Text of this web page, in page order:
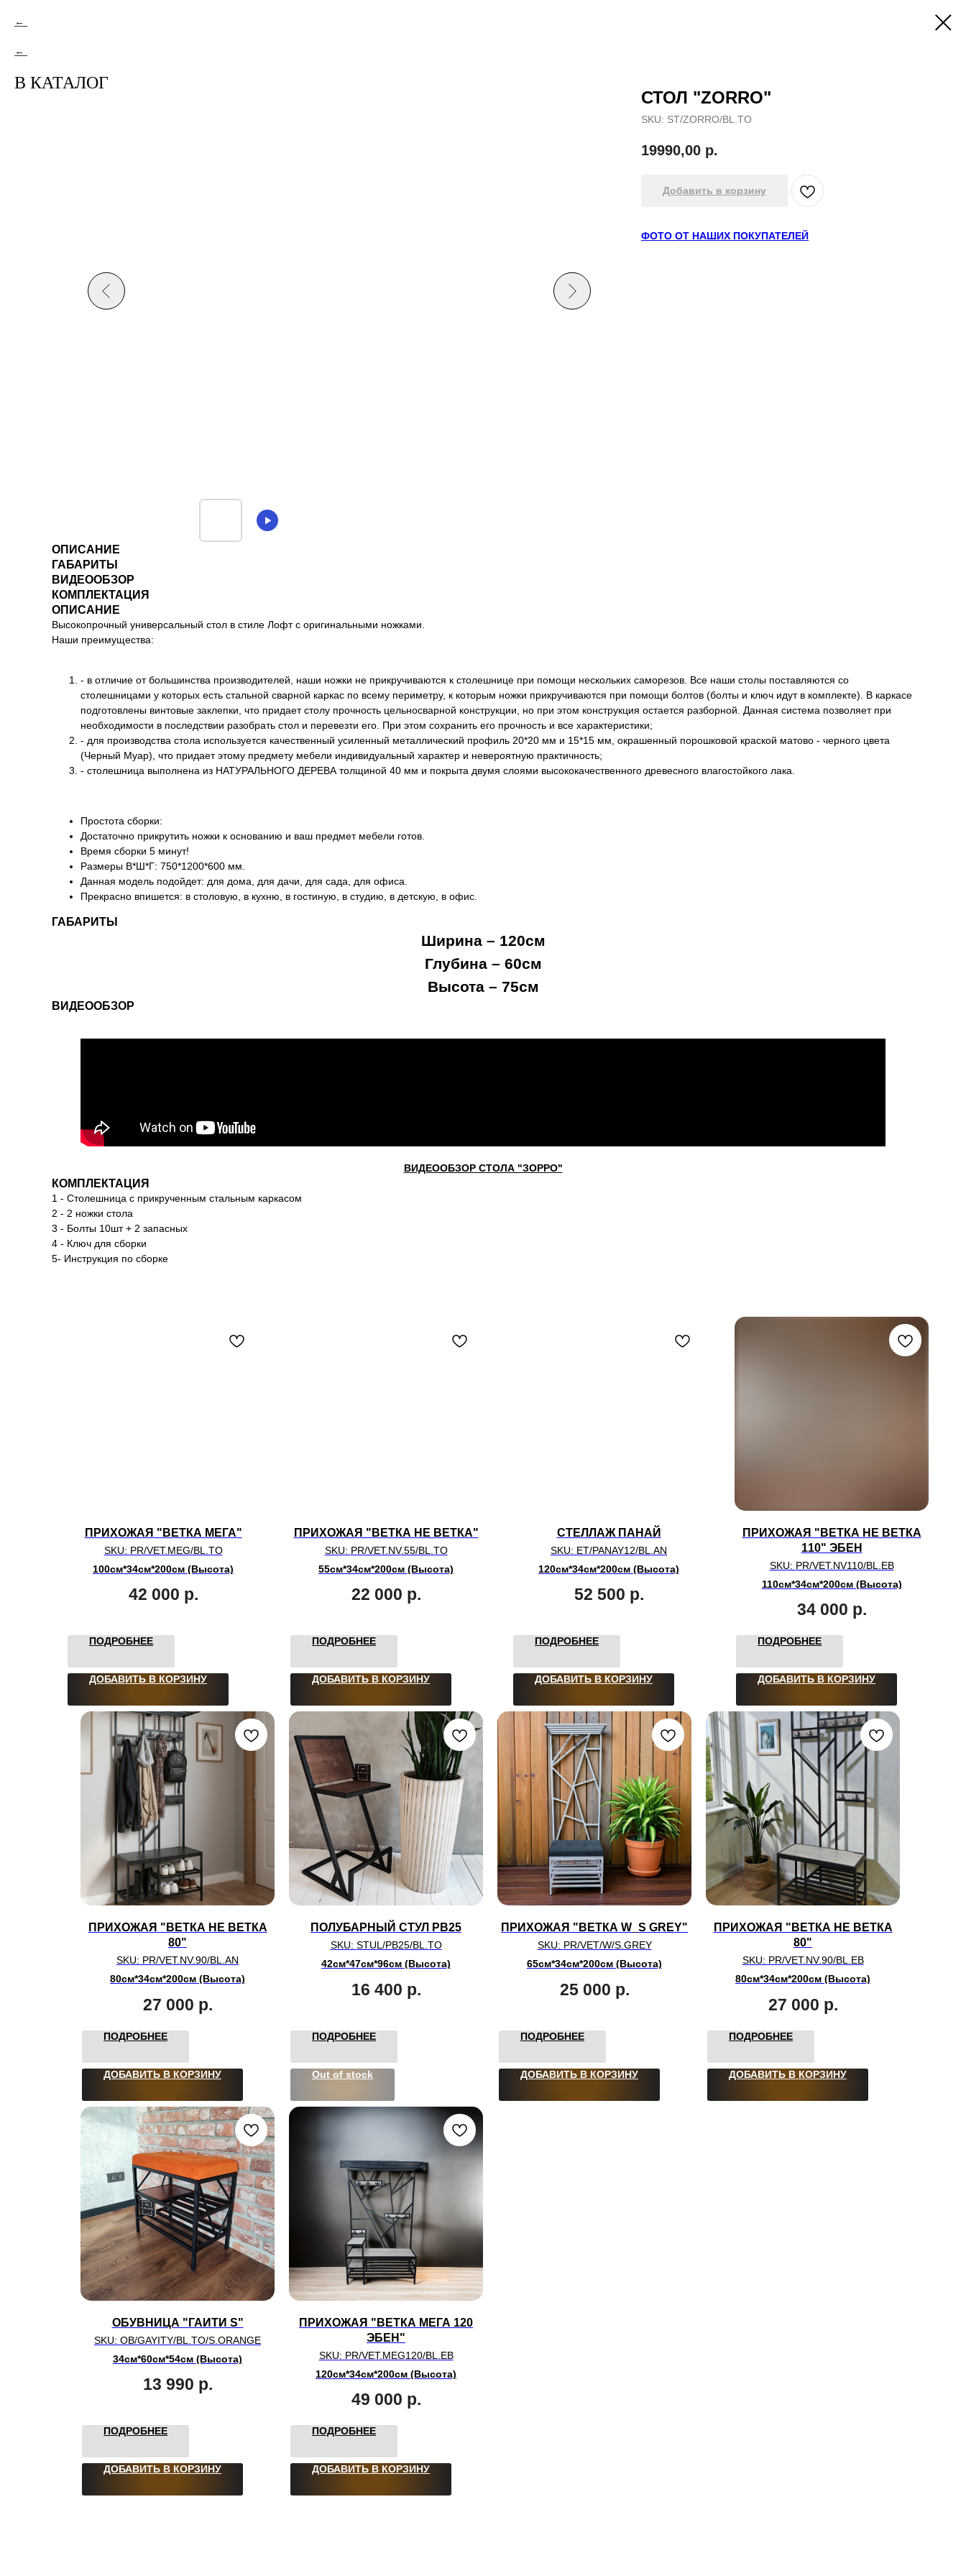
В КАТАЛОГ
СТОЛ "ZORRO"
SKU: ST/ZORRO/BL.TO
19990,00 р.
Добавить в корзину
ФОТО ОТ НАШИХ ПОКУПАТЕЛЕЙ
ОПИСАНИЕ
ГАБАРИТЫ
ВИДЕООБЗОР
КОМПЛЕКТАЦИЯ
ОПИСАНИЕ
Высокопрочный универсальный стол в стиле Лофт с оригинальными ножками.
Наши преимущества:
- в отличие от большинства производителей, наши ножки не прикручиваются к столешнице при помощи нескольких саморезов. Все наши столы поставляются со
столешницами у которых есть стальной сварной каркас по всему периметру, к которым ножки прикручиваются при помощи болтов (болты и ключ идут в комплекте). В каркасе
подготовлены винтовые заклепки, что придает столу прочность цельносварной конструкции, но при этом конструкция остается разборной. Данная система позволяет при
необходимости в последствии разобрать стол и перевезти его. При этом сохранить его прочность и все характеристики;
- для производства стола используется качественный усиленный металлический профиль 20*20 мм и 15*15 мм, окрашенный порошковой краской матово - черного цвета
(Черный Муар), что придает этому предмету мебели индивидуальный характер и невероятную практичность;
- столешница выполнена из НАТУРАЛЬНОГО ДЕРЕВА толщиной 40 мм и покрыта двумя слоями высококачественного древесного влагостойкого лака.
Простота сборки:
Достаточно прикрутить ножки к основанию и ваш предмет мебели готов.
Время сборки 5 минут!
Размеры В*Ш*Г: 750*1200*600 мм.
Данная модель подойдет: для дома, для дачи, для сада, для офиса.
Прекрасно впишется: в столовую, в кухню, в гостиную, в студию, в детскую, в офис.
ГАБАРИТЫ
Ширина – 120см
Глубина – 60см
Высота – 75см
ВИДЕООБЗОР
ВИДЕООБЗОР СТОЛА "ЗОРРО"
КОМПЛЕКТАЦИЯ
1 - Столешница с прикрученным стальным каркасом
2 - 2 ножки стола
3 - Болты 10шт + 2 запасных
4 - Ключ для сборки
5- Инструкция по сборке
ПРИХОЖАЯ "ВЕТКА МЕГА"
SKU: PR/VET.MEG/BL.TO
100см*34см*200см (Высота)
42 000 р.
ПОДРОБНЕЕ
ДОБАВИТЬ В КОРЗИНУ
ПРИХОЖАЯ "ВЕТКА НЕ ВЕТКА"
SKU: PR/VET.NV.55/BL.TO
55см*34см*200см (Высота)
22 000 р.
ПОДРОБНЕЕ
ДОБАВИТЬ В КОРЗИНУ
СТЕЛЛАЖ ПАНАЙ
SKU: ET/PANAY12/BL.AN
120см*34см*200см (Высота)
52 500 р.
ПОДРОБНЕЕ
ДОБАВИТЬ В КОРЗИНУ
ПРИХОЖАЯ "ВЕТКА НЕ ВЕТКА
110" ЭБЕН
SKU: PR/VET.NV110/BL.EB
110см*34см*200см (Высота)
34 000 р.
ПОДРОБНЕЕ
ДОБАВИТЬ В КОРЗИНУ
ПРИХОЖАЯ "ВЕТКА НЕ ВЕТКА
80"
SKU: PR/VET.NV.90/BL.AN
80см*34см*200см (Высота)
27 000 р.
ПОДРОБНЕЕ
ДОБАВИТЬ В КОРЗИНУ
ПОЛУБАРНЫЙ СТУЛ PB25
SKU: STUL/PB25/BL.TO
42см*47см*96см (Высота)
16 400 р.
ПОДРОБНЕЕ
Out of stock
ПРИХОЖАЯ "ВЕТКА W_S GREY"
SKU: PR/VET/W/S.GREY
65см*34см*200см (Высота)
25 000 р.
ПОДРОБНЕЕ
ДОБАВИТЬ В КОРЗИНУ
ПРИХОЖАЯ "ВЕТКА НЕ ВЕТКА
80"
SKU: PR/VET.NV.90/BL.EB
80см*34см*200см (Высота)
27 000 р.
ПОДРОБНЕЕ
ДОБАВИТЬ В КОРЗИНУ
ОБУВНИЦА "ГАИТИ S"
SKU: OB/GAYITY/BL.TO/S.ORANGE
34см*60см*54см (Высота)
13 990 р.
ПОДРОБНЕЕ
ДОБАВИТЬ В КОРЗИНУ
ПРИХОЖАЯ "ВЕТКА МЕГА 120
ЭБЕН"
SKU: PR/VET.MEG120/BL.EB
120см*34см*200см (Высота)
49 000 р.
ПОДРОБНЕЕ
ДОБАВИТЬ В КОРЗИНУ